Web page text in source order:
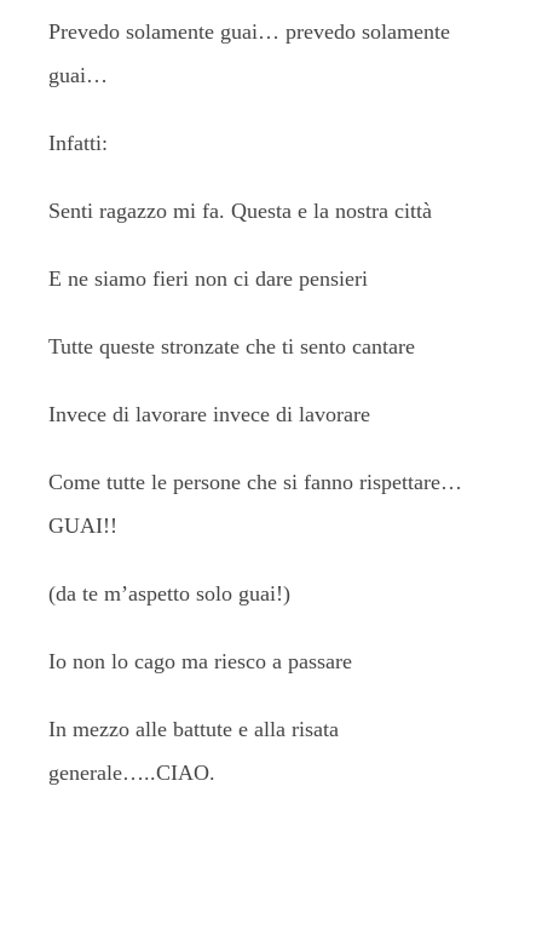
Prevedo solamente guai… prevedo solamente
guai…
Infatti:
Senti ragazzo mi fa. Questa e la nostra città
E ne siamo fieri non ci dare pensieri
Tutte queste stronzate che ti sento cantare
Invece di lavorare invece di lavorare
Come tutte le persone che si fanno rispettare…
GUAI!!
(da te m’aspetto solo guai!)
Io non lo cago ma riesco a passare
In mezzo alle battute e alla risata
generale…..CIAO.